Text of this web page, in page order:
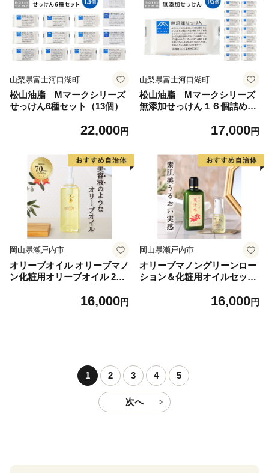
山梨県富士河口湖町
松山油脂 Mマークシリーズ
せっけん6種セット（13個）
22,000円
山梨県富士河口湖町
松山油脂 Mマークシリーズ
無添加せっけん１６個詰め合
17,000円
岡山県瀬戸内市
オリーブオイル オリーブマノ
ン化粧用オリーブオイル 200
ンケア 化粧用 油 オリーブ油
16,000円
岡山県瀬戸内市
オリーブマノングリーンロー
ション＆化粧用オイルセット
16,000円
1 2 3 4 5
次へ